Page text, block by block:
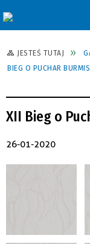
JESTEŚ TUTAJ
BIEG O PUCHAR
XII Bieg o
26-01-2020